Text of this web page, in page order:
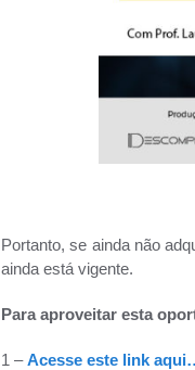
Portanto, se ainda não
ainda está vigente.
Para aproveitar esta
1 –Acesse este link